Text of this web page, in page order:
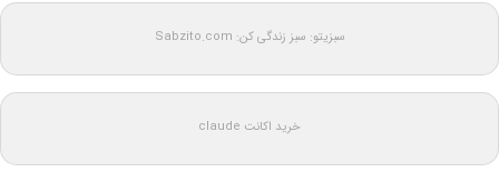
سبزیتو: سبز زندگی کن: Sabzito.com
خرید اکانت claude